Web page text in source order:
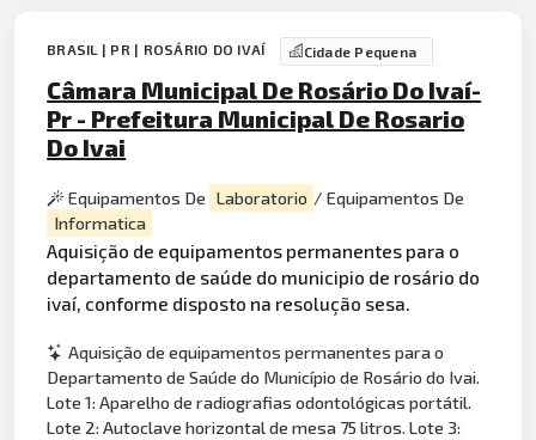
BRASIL | PR | ROSÁRIO DO IVAÍ Cidade Pequena
Câmara Municipal De Rosário Do Ivaí-
Pr - Prefeitura Municipal De Rosario
Do Ivai
Equipamentos De Laboratorio / Equipamentos De
Informatica
Aquisição de equipamentos permanentes para o
departamento de saúde do municipio de rosário do
ivaí, conforme disposto na resolução sesa.
Aquisição de equipamentos permanentes para o
Departamento de Saúde do Município de Rosário do Ivai.
Lote 1: Aparelho de radiografias odontológicas portátil.
Lote 2: Autoclave horizontal de mesa 75 litros. Lote 3: